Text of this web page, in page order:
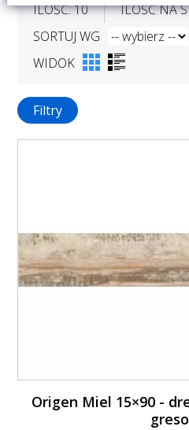
ILOŚĆ: 10
ILOŚĆ NA
SORTUJ WG
WIDOK
Filtry
Origen Miel 15×90 -